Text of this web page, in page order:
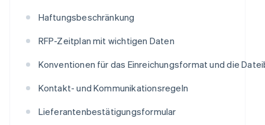
Haftungsbeschränkung
RFP-Zeitplan mit wichtigen Daten
Konventionen für das Einreichungsformat und die
Kontakt- und Kommunikationsregeln
Lieferantenbestätigungsformular